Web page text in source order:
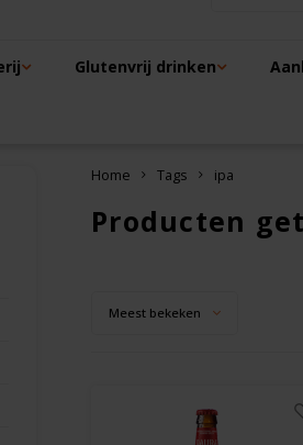
Glutenvrij drinken
Home Tags ipa
Producten
Meest bekeken